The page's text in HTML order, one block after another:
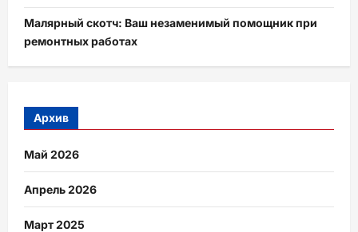
Малярный скотч: Ваш незаменимый помощник при
ремонтных работах
Архив
Май 2026
Апрель 2026
Март 2025